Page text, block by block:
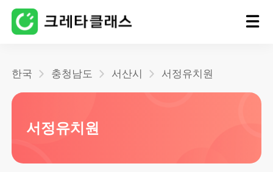
한국 충청남도 서산시 서정유치원
서정유치원